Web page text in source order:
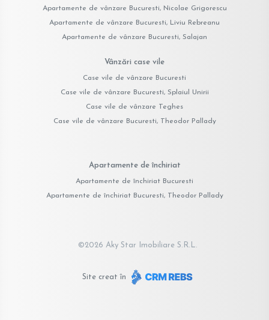
Apartamente de vânzare Bucuresti, Nicolae Grigorescu
Apartamente de vânzare Bucuresti, Liviu Rebreanu
Apartamente de vânzare Bucuresti, Salajan
Vânzări case vile
Case vile de vânzare Bucuresti
Case vile de vânzare Bucuresti, Splaiul Unirii
Case vile de vânzare Teghes
Case vile de vânzare Bucuresti, Theodor Pallady
Apartamente de închiriat
Apartamente de închiriat Bucuresti
Apartamente de închiriat Bucuresti, Theodor Pallady
©2026 Aky Star Imobiliare S.R.L.
Site creat în